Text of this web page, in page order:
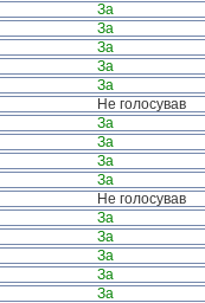
За
За
За
За
За
Не голосував
За
За
За
За
Не голосував
За
За
За
За
За